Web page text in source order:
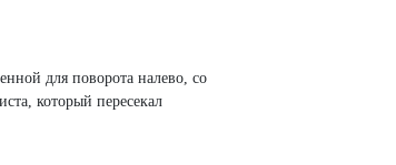
для поворота налево, со
который пересекал